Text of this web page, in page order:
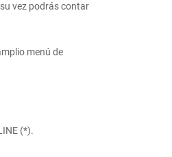
vez podrás contar
menú de
(*).